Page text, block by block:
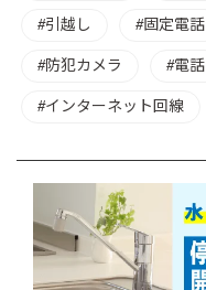
引越し 固定電話
防犯カメラ 電話
インターネット回線